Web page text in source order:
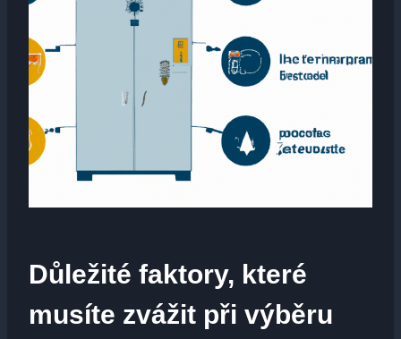
Důležité faktory, které
musíte zvážit při výběru